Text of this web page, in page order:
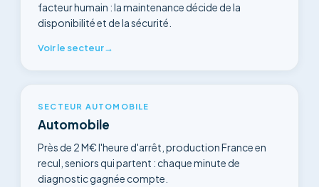
facteur humain : la maintenance décide de la
disponibilité et de la sécurité.
Voir le secteur→
SECTEUR AUTOMOBILE
Automobile
Près de 2 M€ l'heure d'arrêt, production France en
recul, seniors qui partent : chaque minute de
diagnostic gagnée compte.